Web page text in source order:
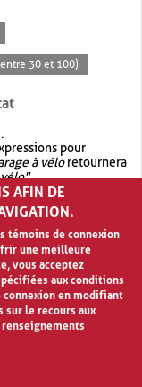
30 et 100)
pour
à véloretournera
.
OR.garage OR vélo
garage à vélo
AFIN DE
témoins de connexion
une meilleure
vous acceptez
aux conditions
connexion en modifiant
sur le recours aux